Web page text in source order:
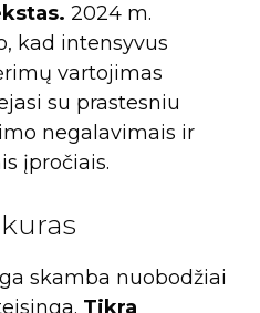
2024 m.
kad intensyvus
vartojimas
su prastesniu
negalavimais ir
įpročiais.
skamba nuobodžiai
Tikra